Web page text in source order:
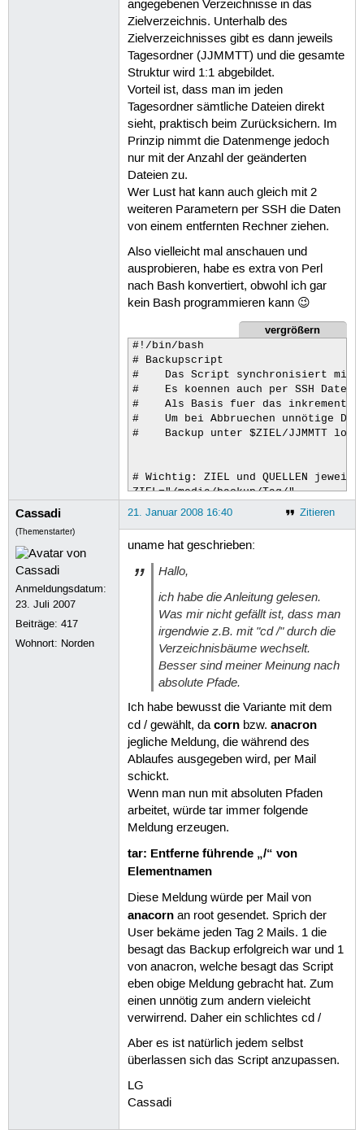
angegebenen Verzeichnisse in das
Zielverzeichnis. Unterhalb des
Zielverzeichnisses gibt es dann jeweils
Tagesordner (JJMMTT) und die gesamte
Struktur wird 1:1 abgebildet.
Vorteil ist, dass man im jeden
Tagesordner sämtliche Dateien direkt
sieht, praktisch beim Zurücksichern. Im
Prinzip nimmt die Datenmenge jedoch
nur mit der Anzahl der geänderten
Dateien zu.
Wer Lust hat kann auch gleich mit 2
weiteren Parametern per SSH die Daten
von einem entfernten Rechner ziehen.
Also vielleicht mal anschauen und
ausprobieren, habe es extra von Perl
nach Bash konvertiert, obwohl ich gar
kein Bash programmieren kann 😉
vergrößern
#!/
# Backupscript
#    Das Script synchronisiert mit
#    Es koennen auch per SSH Daten
#    Als Basis fuer das
#    Um bei Abbruechen unnötige
#    Backup unter $ZIEL/JJMMTT
# Wichtig: ZIEL und QUELLEN
ZIEL="/media/backup/Tag/"
QUELLEN="/root/ /etc/ /home/ /
#SSHHOST="rechner"
### hier keine Aenderungen mehr
LASTBACKUP=`/bin/ls -d $ZIEL*
DATUM=`/bin/date +%y%m%d`
for QUELLE in `/bin/echo $QUELLEN`
INC="--link-
fi
if [ "$SSHUSER" ] && [ "$SSHHOST"
REMOTEQUELLE=$QUELLE
fi
BEFEHL="/usr/bin/rsync -auv $RSYNC
$BEFEHL
done
Cassadi
(Themenstarter)
Anmeldungsdatum:
23. Juli 2007
Beiträge:417
Wohnort: Norden
Zitieren
21. Januar 2008 16:40
uname hat geschrieben:
Hallo,
ich habe die Anleitung gelesen.
Was mir nicht gefällt ist, dass man
irgendwie z.B. mit "cd /" durch die
Verzeichnisbäume wechselt.
Besser sind meiner Meinung nach
absolute Pfade.
Ich habe bewusst die Variante mit dem
cd / gewählt, dacornbzw. anacron
jegliche Meldung, die während des
Ablaufes ausgegeben wird, per Mail
schickt.
Wenn man nun mit absoluten Pfaden
arbeitet, würde tar immer folgende
Meldung erzeugen.
tar: Entferne führende „/“ von
Elementnamen
Diese Meldung würde per Mail von
anacornan root gesendet. Sprich der
User bekäme jeden Tag 2 Mails. 1 die
besagt das Backup erfolgreich war und 1
von anacron, welche besagt das Script
eben obige Meldung gebracht hat. Zum
einen unnötig zum andern vieleicht
verwirrend. Daher ein schlichtes cd /
Aber es ist natürlich jedem selbst
überlassen sich das Script anzupassen.
LG
Cassadi